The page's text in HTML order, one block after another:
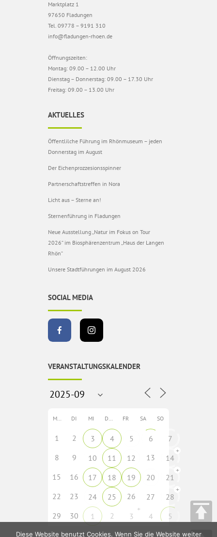
Marktplatz 1
97650 Fladungen
Tel. 09778 – 9191 310
info@fladungen-rhoen.de
Öffnungszeiten:
Montag: 09.00 – 12.00 Uhr
Dienstag – Donnerstag: 09.00 – 17.30 Uhr
Freitag: 09.00 – 13.00 Uhr
AKTUELLES
Öffentlilche Führung im Rhönmuseum – jeden
Donnerstag im August
Der Eichenprozzesionsspinner
Partnerschaftstreffen in Nora
Licht aus – Sterne an!
Sternenführung in Fladungen
Neue Ausstellung „Natur im Fokus on Tour
2026“ im Biosphärenzentrum „Haus der Langen
Rhön“
Unsere Stadtführungen im August 2026
SOCIAL MEDIA
VERANSTALTUNGSKALENDER
MO DI MI DO FR SA SO
1 2 3 4 5 6
7
8
9 10 11 12 13 14
+
15 16 17 18 19 20 21
+
22 23 24 25 26 27 28
+
29 30 1 2 3
+
4 5
Diese Website benutzt Cookies. Wenn Sie die Website weiter